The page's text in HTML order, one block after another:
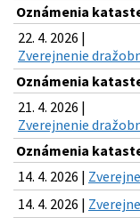
Oznámenia
22. 4. 2026 |
Zverejnenie
Oznámenia
21. 4. 2026 |
Zverejnenie
Oznámenia
14. 4. 2026 |
14. 4. 2026 |